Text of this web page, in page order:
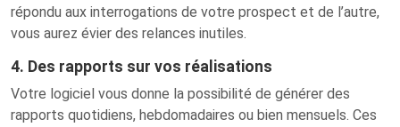
répondu aux interrogations de votre prospect et de l’autre,
vous aurez évier des relances inutiles.
4. Des rapports sur vos réalisations
Votre logiciel vous donne la possibilité de générer des
rapports quotidiens, hebdomadaires ou bien mensuels. Ces